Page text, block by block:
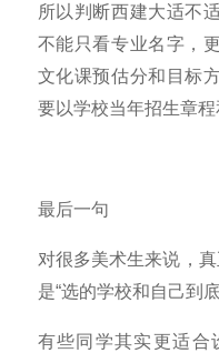
所以判断西建大适不
不能只看专业名字，
文化课预估分和目标
要以学校当年招生章程
最后一句
对很多美术生来说，
是“选的学校和自己到底
有些同学其实更适合